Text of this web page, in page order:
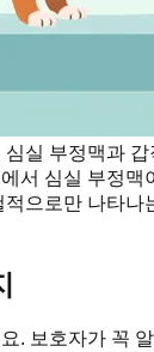
심실 부정맥과
서 심실 부정
으로만 나타
. 보호자가 꼭